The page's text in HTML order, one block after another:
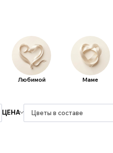
Любимой Маме
ЦЕНА Цветы в составе